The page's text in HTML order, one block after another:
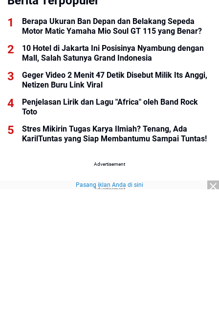
Berapa Ukuran Ban Depan dan Belakang Sepeda
Motor Matic Yamaha Mio Soul GT 115 yang Benar?
10 Hotel di Jakarta Ini Posisinya Nyambung dengan
Mall, Salah Satunya Grand Indonesia
Geger Video 2 Menit 47 Detik Disebut Milik Its Anggi,
Netizen Buru Link Viral
Penjelasan Lirik dan Lagu "Africa" oleh Band Rock
Toto
Stres Mikirin Tugas Karya Ilmiah? Tenang, Ada
KarilTuntas yang Siap Membantumu Sampai Tuntas!
Advertisement
Advertisement
Pasang iklan Anda di sini